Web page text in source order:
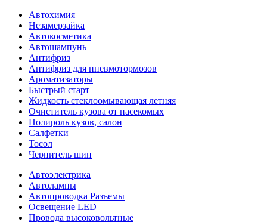
Автохимия
Незамерзайка
Автокосметика
Автошампунь
Антифриз
Антифриз для пневмотормозов
Ароматизаторы
Быстрый старт
Жидкость стеклоомывающая летняя
Очиститель кузова от насекомых
Полироль кузов, салон
Салфетки
Тосол
Чернитель шин
Автоэлектрика
Автолампы
Автопроводка Разъемы
Освещение LED
Провода высоковольтные